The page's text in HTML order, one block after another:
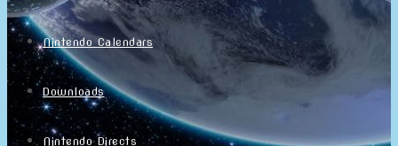
Nintendo Calendars
Downloads
Nintendo Directs